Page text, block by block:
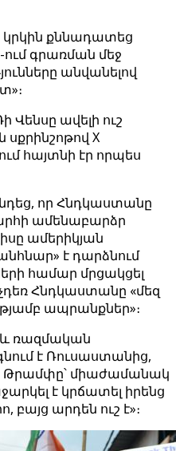
քննադատեց
գրառման մեջ
անվանելով
ավելի ուշ
X
հայտնի էր որպես
որ Հնդկաստանը
ամենաբարձր
ամերիկյան
է դարձնում
համար մրցակցել
Հնդկաստանը «մեզ
ապրանքներ»։
ռազմական
է Ռուսաստանից,
Թրամփը՝ միաժամանակ
է կրճատել իրենց
բայց արդեն ուշ է»։